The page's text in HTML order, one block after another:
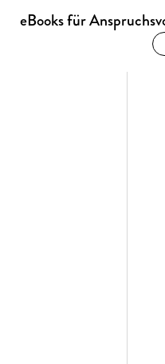
eBooks für